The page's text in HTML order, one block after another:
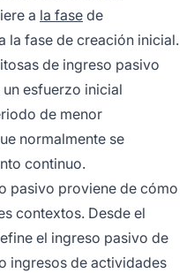
a la fase de
la fase de creación inicial.
de ingreso pasivo
esfuerzo inicial
de menor
normalmente se
continuo.
pasivo proviene de cómo
contextos. Desde el
el ingreso pasivo de
ingresos de actividades